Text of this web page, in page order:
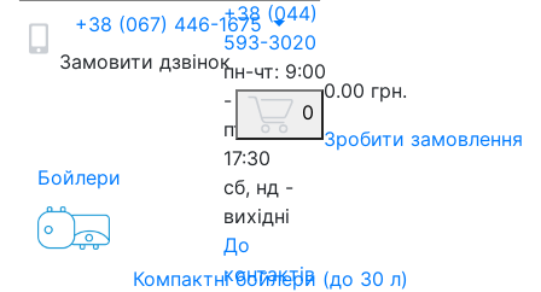
+38 (044)
593-3020
пн-чт: 9:00
- 18:00
пт: 9:00 -
17:30
сб, нд -
вихідні
До
контактів
+38 (067) 446-1675
Замовити дзвінок
0
0.00 грн.
Зробити замовлення
Бойлери
Компактні бойлери (до 30 л)